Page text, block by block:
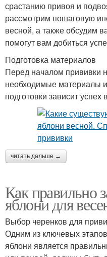
срастанию привоя и
рассмотрим пошаговую
весной, а также обсудим
помогут вам добиться
Подготовка материалов
Перед началом прививки
необходимые материалы
подготовки зависит
читать дальше →
Как правильно
яблони для
Выбор черенков для
Одним из ключевых
яблони является